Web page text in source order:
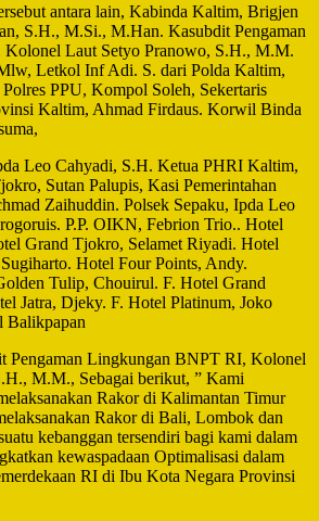
antara lain, Kabinda Kaltim, Brigjen
S.H., M.Si., M.Han. Kasubdit Pengaman
Laut Setyo Pranowo, S.H., M.M.
Letkol Inf Adi. S. dari Polda Kaltim,
PPU, Kompol Soleh, Sekertaris
Kaltim, Ahmad Firdaus. Korwil Binda
Leo Cahyadi, S.H. Ketua PHRI Kaltim,
Sutan Palupis, Kasi Pemerintahan
Zaihuddin. Polsek Sepaku, Ipda Leo
P.P. OIKN, Febrion Trio.. Hotel
Grand Tjokro, Selamet Riyadi. Hotel
Hotel Four Points, Andy.
Tulip, Chouirul. F. Hotel Grand
Jatra, Djeky. F. Hotel Platinum, Joko
Balikpapan
Pengaman Lingkungan BNPT RI, Kolonel
M.M., Sebagai berikut, ” Kami
Rakor di Kalimantan Timur
Rakor di Bali, Lombok dan
kebanggan tersendiri bagi kami dalam
kewaspadaan Optimalisasi dalam
RI di Ibu Kota Negara Provinsi